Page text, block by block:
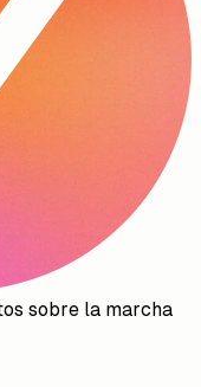
sobre la marcha